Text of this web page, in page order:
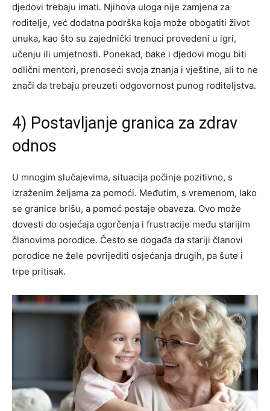
djedovi trebaju imati. Njihova uloga nije zamjena za
roditelje, već dodatna podrška koja može obogatiti život
unuka, kao što su zajednički trenuci provedeni u igri,
učenju ili umjetnosti. Ponekad, bake i djedovi mogu biti
odlični mentori, prenoseći svoja znanja i vještine, ali to ne
znači da trebaju preuzeti odgovornost punog roditeljstva.
4) Postavljanje granica za zdrav
odnos
U mnogim slučajevima, situacija počinje pozitivno, s
izraženim željama za pomoći. Međutim, s vremenom, lako
se granice brišu, a pomoć postaje obaveza. Ovo može
dovesti do osjećaja ogorčenja i frustracije među starijim
članovima porodice. Često se događa da stariji članovi
porodice ne žele povrijediti osjećanja drugih, pa šute i
trpe pritisak.